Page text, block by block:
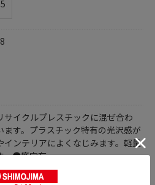
イクルプレスチックに混ぜ合わ
す。プラスチック特有の光沢感が
ンテリアによくなじみます。軽量
。●底穴有